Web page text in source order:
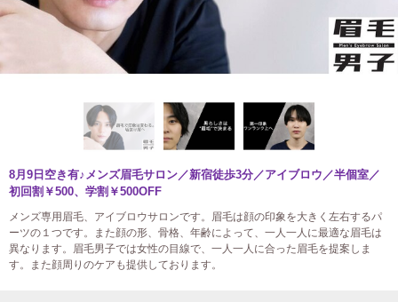
8月9日空き有♪メンズ眉毛サロン／新宿徒歩3分／アイブロウ／半個室／
初回割￥500、学割￥500OFF
メンズ専用眉毛、アイブロウサロンです。眉毛は顔の印象を大きく左右するパ
ーツの１つです。また顔の形、骨格、年齢によって、一人一人に最適な眉毛は
異なります。眉毛男子では女性の目線で、一人一人に合った眉毛を提案しま
す。また顔周りのケアも提供しております。